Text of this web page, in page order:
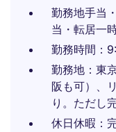
勤務地手当
当・転居一
勤務時間：
勤務地：東
阪も可）、
り。ただし
休日休暇：